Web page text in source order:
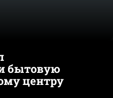
бытовую
центру